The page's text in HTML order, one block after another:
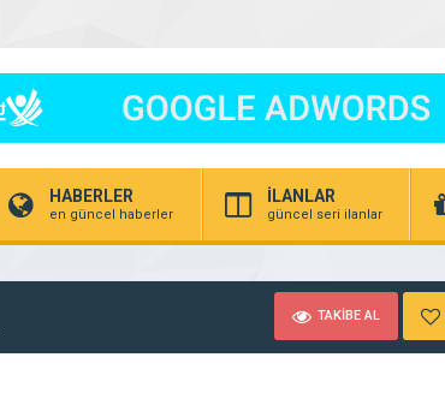
HABERLER
en güncel haberler
İLANLAR
güncel seri ilanlar
TAKİBE AL